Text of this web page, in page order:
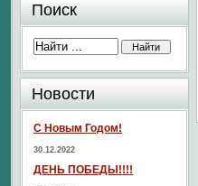
Поиск
Новости
С Новым Годом!
30.12.2022
ДЕНЬ ПОБЕДЫ!!!!